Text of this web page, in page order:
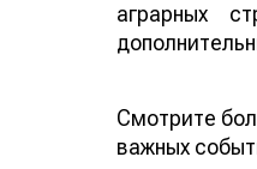
аграрных
Смотрите
важных